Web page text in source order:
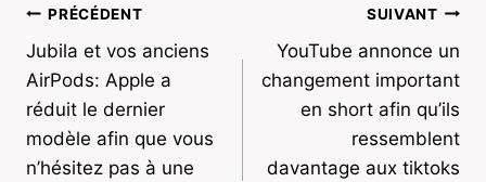
Navigation
de
l’article
PRÉCÉDENT
Jubila et vos anciens
AirPods: Apple a
réduit le dernier
modèle afin que vous
n’hésitez pas à une
SUIVANT
YouTube annonce un
changement important
en short afin qu’ils
ressemblent
davantage aux tiktoks